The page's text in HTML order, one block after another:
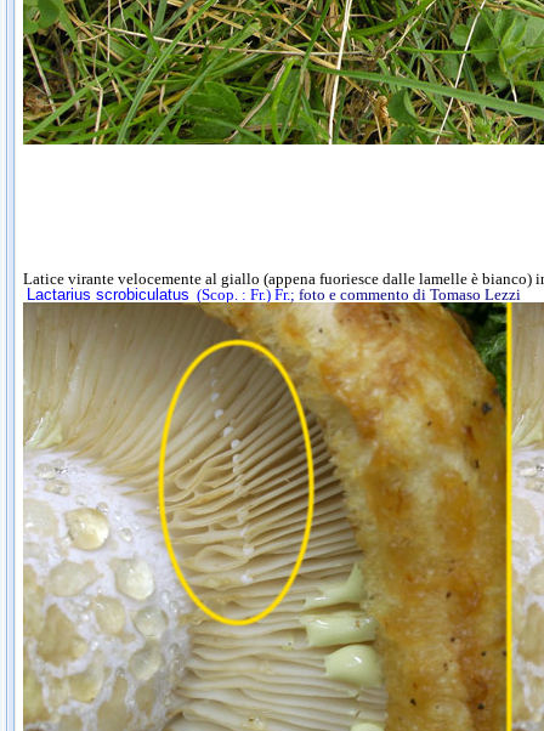
Latice virante velocemente al giallo (appena fuoriesce dalle lamelle è bianco)
Lactarius scrobiculatus (Scop. : Fr.) Fr.; foto e commento di Tomaso Lezzi